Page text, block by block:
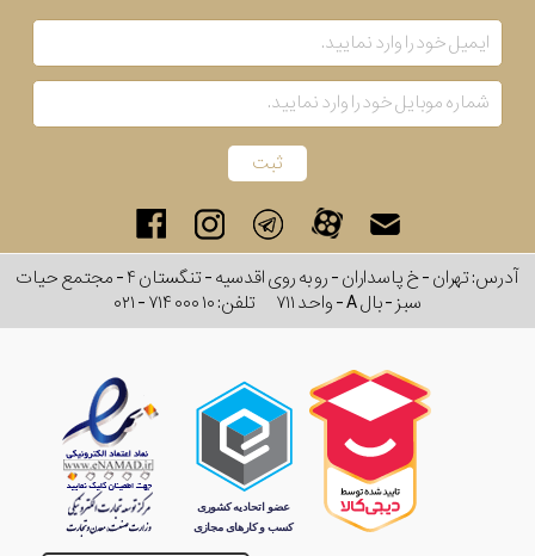
رفته
بکاررفته
اصالت
آدرس: تهران - خ پاسداران - رو به روی اقدسیه - تنگستان ۴ - مجتمع حیات
سبز - بال A - واحد ۷۱۱
تلفن:۰۲۱ - ۷۱۴ ۰۰۰ ۱۰